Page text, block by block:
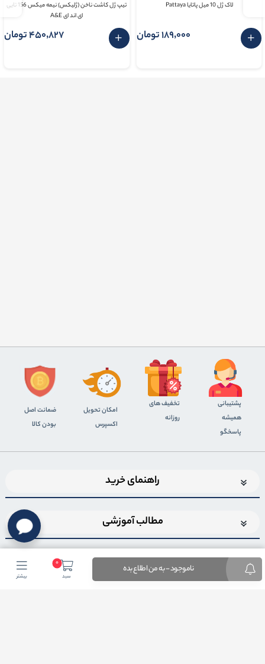
ناموجود - به من اطلاع بده
لاک ژل 10 میل پاتایا Pattaya
189٬000 تومان
تیپ ژل کاشت ناخن (ژلیکس) نیمه میکس 156 تایی
ای اند ای A&E
450٬827 تومان
0
سبد بیشتر
پشتیبانی
همیشه
پاسخگو
تخفیف های
روزانه
اﻣﮑﺎن ﺗﺤﻮﯾﻞ
اﮐﺴﭙﺮس
ضمانت اصل
بودن کالا
راهنمای خرید
مطالب آموزشی